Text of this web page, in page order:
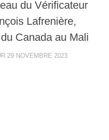
du Vérificateur
Lafrenière,
Canada au Mali
29 NOVEMBRE 2023